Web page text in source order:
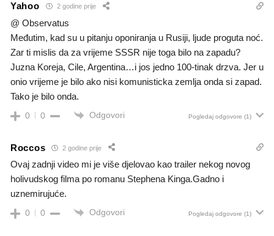
Yahoo 2 godine prije
@ Observatus
Međutim, kad su u pitanju oponiranja u Rusiji, ljude proguta noć.
Zar ti mislis da za vrijeme SSSR nije toga bilo na zapadu?
Juzna Koreja, Cile, Argentina…i jos jedno 100-tinak drzva. Jer u
onio vrijeme je bilo ako nisi komunisticka zemlja onda si zapad.
Tako je bilo onda.
0 0 Odgovori Pogledaj odgovore (1)
Roccos 2 godine prije
Ovaj zadnji video mi je više djelovao kao trailer nekog novog
holivudskog filma po romanu Stephena Kinga.Gadno i
uznemirujuće.
0 0 Odgovori Pogledaj odgovore (1)